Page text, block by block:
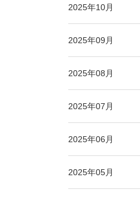
2025年10月
2025年09月
2025年08月
2025年07月
2025年06月
2025年05月